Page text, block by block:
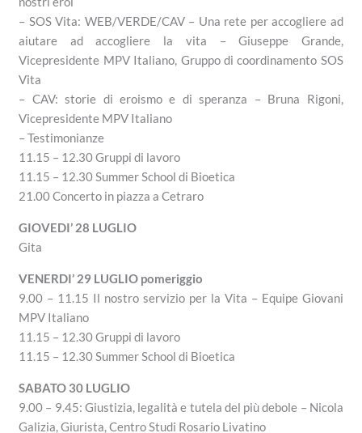
– SOS Vita: WEB/VERDE/CAV – Una rete per accogliere ad
aiutare ad accogliere la vita – Giuseppe Grande,
Vicepresidente MPV Italiano, Gruppo di coordinamento SOS
Vita
– CAV: storie di eroismo e di speranza – Bruna Rigoni,
Vicepresidente MPV Italiano
– Testimonianze
11.15 – 12.30 Gruppi di lavoro
11.15 – 12.30 Summer School di Bioetica
21.00 Concerto in piazza a Cetraro
GIOVEDI’ 28 LUGLIO
Gita
VENERDI’ 29 LUGLIO pomeriggio
9.00 – 11.15 Il nostro servizio per la Vita – Equipe Giovani
MPV Italiano
11.15 – 12.30 Gruppi di lavoro
11.15 – 12.30 Summer School di Bioetica
SABATO 30 LUGLIO
9.00 – 9.45: Giustizia, legalità e tutela del più debole – Nicola
Galizia, Giurista, Centro Studi Rosario Livatino